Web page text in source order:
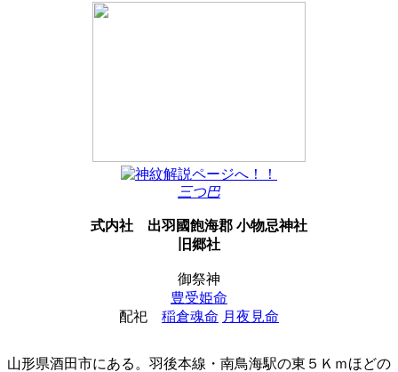
三つ巴
式内社
出羽國飽海郡 小物忌神社
旧郷社
御祭神
豊受姫命
配祀 稲倉魂命 月夜見命
山形県酒田市にある。羽後本線・南鳥海駅の東５Ｋｍほどの